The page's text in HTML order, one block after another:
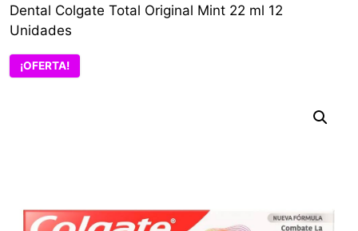
Dental Colgate Total Original Mint 22 ml 12
Unidades
¡OFERTA!